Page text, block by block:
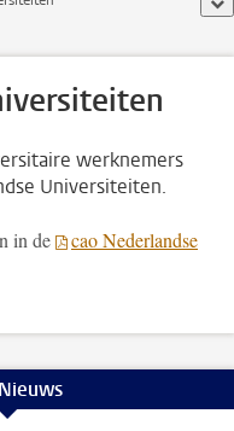
werknemers
Universiteiten.
in de
cao Nederlandse
Nieuws